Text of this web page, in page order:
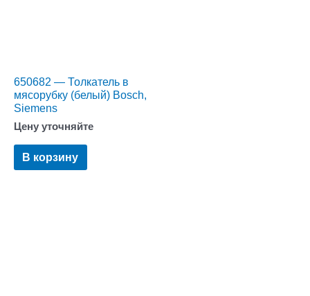
650682 — Толкатель в
мясорубку (белый) Bosch,
Siemens
Цену уточняйте
В корзину